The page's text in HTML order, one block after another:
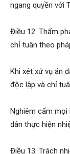
ngang quyền với
Điều 12. Thẩm
chỉ tuân theo
Khi xét xử vụ án
độc lập và chỉ
Nghiêm cấm mọi
dân thực hiện
Điều 13. Trách